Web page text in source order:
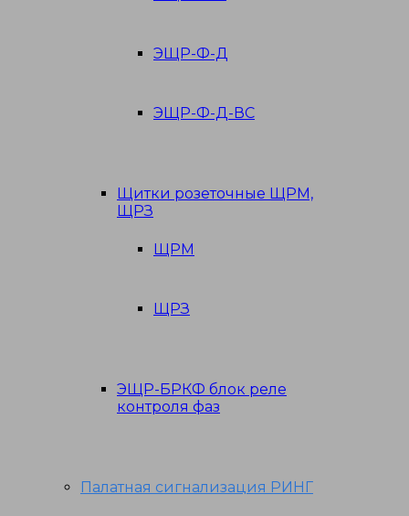
ЭЩР-Ф-Д
ЭЩР-Ф-Д-ВС
Щитки розеточные ЩРМ,
ЩРЗ
ЩРМ
ЩРЗ
ЭЩР-БРКФ блок реле
контроля фаз
Палатная сигнализация РИНГ